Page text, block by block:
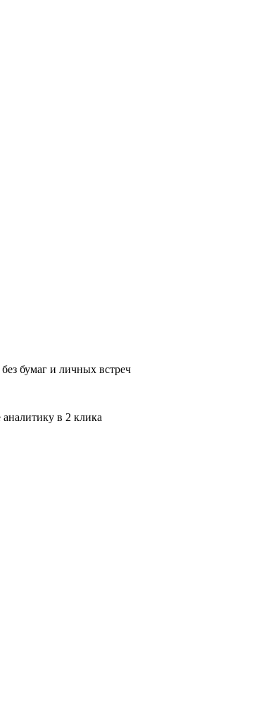
бумаг и личных встреч
аналитику в 2 клика